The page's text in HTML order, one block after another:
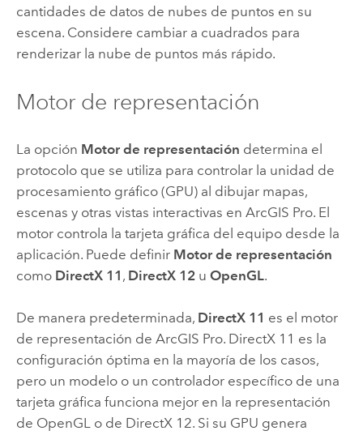
cantidades de datos de nubes de puntos en su
escena. Considere cambiar a cuadrados para
renderizar la nube de puntos más rápido.
Motor de representación
La opción Motor de representación determina el
protocolo que se utiliza para controlar la unidad de
procesamiento gráfico (GPU) al dibujar mapas,
escenas y otras vistas interactivas en ArcGIS Pro. El
motor controla la tarjeta gráfica del equipo desde la
aplicación. Puede definir Motor de representación
como DirectX 11 , DirectX 12u OpenGL.
De manera predeterminada, DirectX 11 es el motor
de representación de ArcGIS Pro. DirectX 11 es la
configuración óptima en la mayoría de los casos,
pero un modelo o un controlador específico de una
tarjeta gráfica funciona mejor en la representación
de OpenGL o de DirectX 12. Si su GPU genera